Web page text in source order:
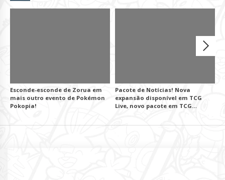
Esconde-esconde de Zorua em
mais outro evento de Pokémon
Pokopia!
Pacote de Notícias! Nova
expansão disponível em TCG
Live, novo pacote em TCG